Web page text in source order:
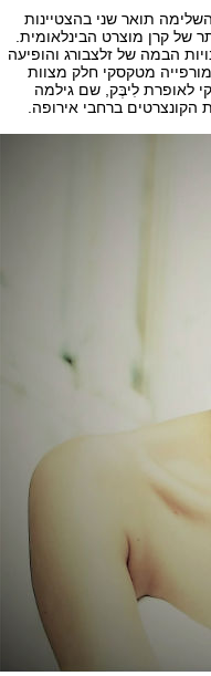
תואר שני בהצטיינות
ביותר של קרן מוצרט הבינלאומית.
הבמה של זלצבורג והופיעה
מסיום לימודיה ועד 2010 הייתה אבמורפייה מטקסקי חלק מצוות
ב-2013 הצטרפה מטקסקי לאופרת לִיבֶּק, שם גילמה
ברחבי אירופה.